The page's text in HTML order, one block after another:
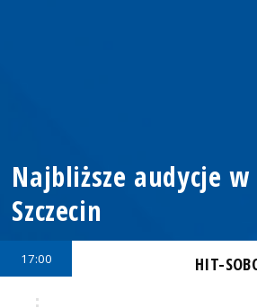
Najbliższe audycje w
Szczecin
17:00 HIT-